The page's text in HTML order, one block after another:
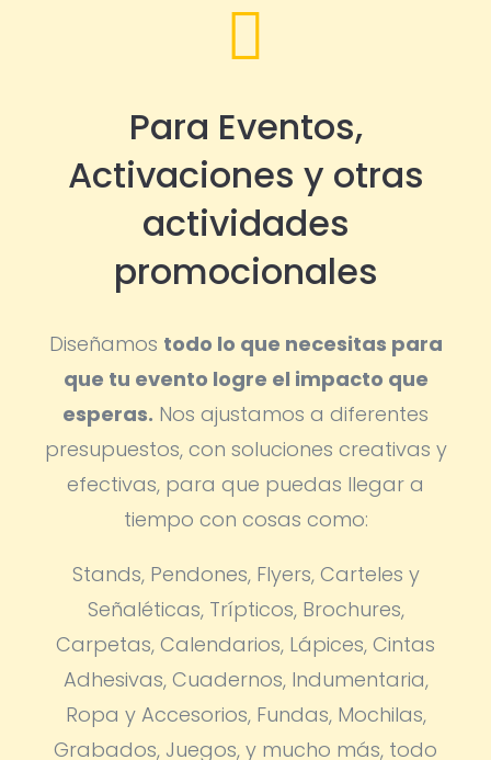

Para Eventos,
Activaciones y otras
actividades
promocionales
Diseñamos todo lo que necesitas para
que tu evento logre el impacto que
esperas. Nos ajustamos a diferentes
presupuestos, con soluciones creativas y
efectivas, para que puedas llegar a
tiempo con cosas como:
Stands, Pendones, Flyers, Carteles y
Señaléticas, Trípticos, Brochures,
Carpetas, Calendarios, Lápices, Cintas
Adhesivas, Cuadernos, Indumentaria,
Ropa y Accesorios, Fundas, Mochilas,
Grabados, Juegos, y mucho más, todo